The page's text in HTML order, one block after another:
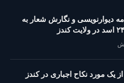
دیوارنویسی و نگارش شعار به
یک مورد نکاح اجباری در کندز